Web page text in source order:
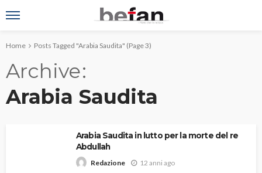
Home Posts Tagged "Arabia Saudita" (Page 3)
Archive
Arabia Saudita
Arabia Saudita in lutto per la morte del re
Abdullah
Redazione 12 anni ago